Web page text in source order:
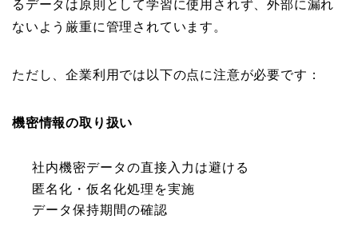
るデータは原則として学習に使用されず、外部に漏れ
ないよう厳重に管理されています。
ただし、企業利用では以下の点に注意が必要です：
機密情報の取り扱い
社内機密データの直接入力は避ける
匿名化・仮名化処理を実施
データ保持期間の確認